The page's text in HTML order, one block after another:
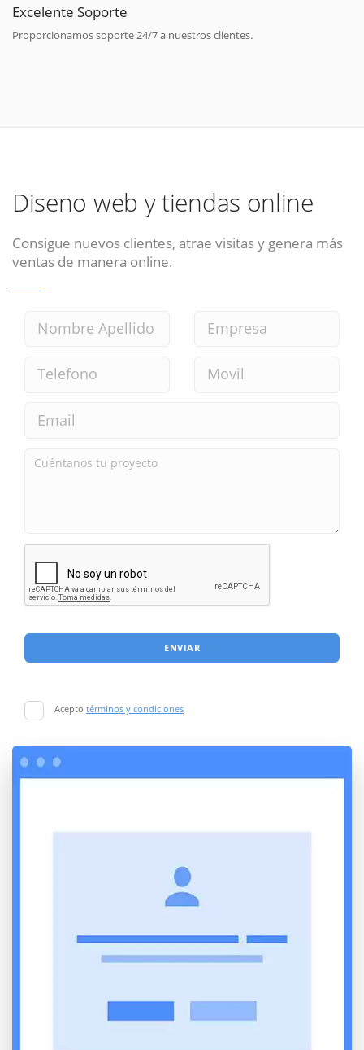
Excelente Soporte
Proporcionamos soporte 24/7 a nuestros clientes.
Diseno web y tiendas online
Consigue nuevos clientes, atrae visitas y genera más
ventas de manera online.
ENVIAR
Acepto términos y condiciones